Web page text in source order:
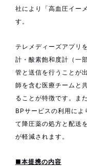
社により「高血圧イー
す。
テレメディーズアプリ
計・酸素飽和度計（一
管と送信を行うことが
師を含む医療チームと
ることが特徴です。ま
BPサービスの利用によ
て降圧薬の処方と配送
が軽減されます。
■本提携の内容